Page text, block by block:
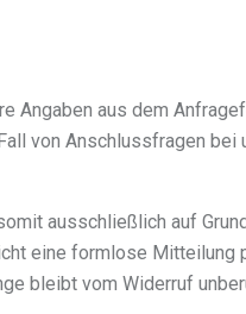
Angaben aus dem
von Anschlussfragen
ausschließlich auf
eine formlose Mitteilung
bleibt vom Widerruf